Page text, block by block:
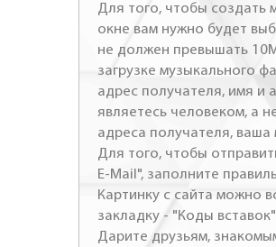
Для того, чтобы создать
окне вам нужно будет
не должен превышать
загрузке музыкального
адрес получателя, имя и
являетесь человеком, а
адреса получателя,
Для того, чтобы
E-Mail", заполните
Картинку с сайта можно
закладку - "Коды
Дарите друзьям,